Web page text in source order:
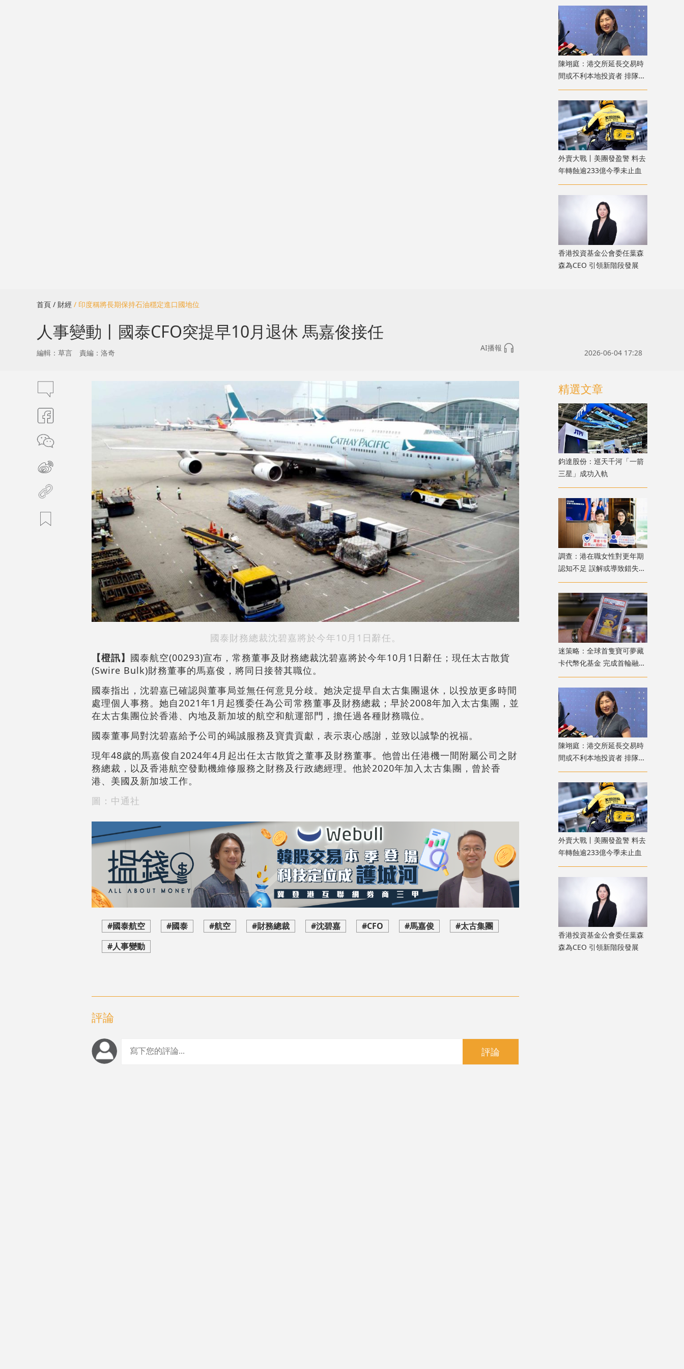
陳翊庭：港交所延長交易時
間或不利本地投資者 排隊上
市公司數量創新高
外賣大戰丨美團發盈警 料去
年轉蝕逾233億今季未止血
香港投資基金公會委任葉森
森為CEO 引領新階段發展
首頁 / 財經 / 印度稱將長期保持石油穩定進口國地位
人事變動丨國泰CFO突提早10月退休 馬嘉俊接任
AI播報
編輯：草言 責編：洛奇 2026-06-04 17:28
國泰財務總裁沈碧嘉將於今年10月1日辭任。
【橙訊】 國泰航空(00293)宣布，常務董事及財務總裁沈碧嘉將於今年10月1日辭任；現任太古散貨
(Swire Bulk)財務董事的馬嘉俊，將同日接替其職位。
國泰指出，沈碧嘉已確認與董事局並無任何意見分歧。她決定提早自太古集團退休，以投放更多時間
處理個人事務。她自2021年1月起獲委任為公司常務董事及財務總裁；早於2008年加入太古集團，並
在太古集團位於香港、內地及新加坡的航空和航運部門，擔任過各種財務職位。
國泰董事局對沈碧嘉給予公司的竭誠服務及寶貴貢獻，表示衷心感謝，並致以誠摯的祝福。
現年48歲的馬嘉俊自2024年4月起出任太古散貨之董事及財務董事。他曾出任港機一間附屬公司之財
務總裁，以及香港航空發動機維修服務之財務及行政總經理。他於2020年加入太古集團，曾於香
港、美國及新加坡工作。
圖：中通社
#國泰航空 #國泰 #航空 #財務總裁 #沈碧嘉 #CFO #馬嘉俊
#太古集團
#人事變動
評論
評論
精選文章
鈞達股份：巡天千河「一箭
三星」成功入軌
調查：港在職女性對更年期
認知不足 誤解或導致錯失
「黃金預防期」
迷策略：全球首隻寶可夢藏
卡代幣化基金 完成首輪融資
兼獲超購
陳翊庭：港交所延長交易時
間或不利本地投資者 排隊上
市公司數量創新高
外賣大戰丨美團發盈警 料去
年轉蝕逾233億今季未止血
香港投資基金公會委任葉森
森為CEO 引領新階段發展